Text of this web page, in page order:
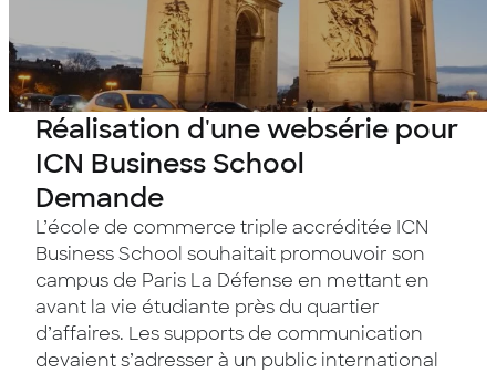
Réalisation d'une websérie pour
ICN Business School
Demande
L’école de commerce triple accréditée ICN
Business School souhaitait promouvoir son
campus de Paris La Défense en mettant en
avant la vie étudiante près du quartier
d’affaires. Les supports de communication
devaient s’adresser à un public international